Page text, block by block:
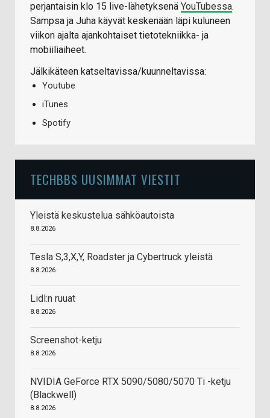
perjantaisin klo 15 live-lähetyksenä YouTubessa.
Sampsa ja Juha käyvät keskenään läpi kuluneen
viikon ajalta ajankohtaiset tietotekniikka- ja
mobiiliaiheet.
Jälkikäteen katseltavissa/kuunneltavissa:
Youtube
iTunes
Spotify
TECHBBS UUSIMMAT VIESTIT
Yleistä keskustelua sähköautoista
8.8.2026
Tesla S,3,X,Y, Roadster ja Cybertruck yleistä
8.8.2026
Lidl:n ruuat
8.8.2026
Screenshot-ketju
8.8.2026
NVIDIA GeForce RTX 5090/5080/5070 Ti -ketju
(Blackwell)
8.8.2026